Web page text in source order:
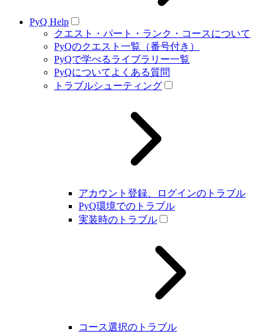
PyQ Help
クエスト・パート・ランク・コースについて
PyQのクエスト一覧（番号付き）
PyQで学べるライブラリー一覧
PyQについてよくある質問
トラブルシューティング
アカウント登録、ログインのトラブル
PyQ環境でのトラブル
実装時のトラブル
コース選択のトラブル